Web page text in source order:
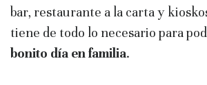
bar, restaurante a la carta y
tiene de todo lo necesario para
bonito día en familia.